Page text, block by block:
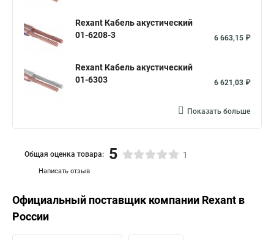
Rexant Кабель акустический
01-6208-3
6 663,15 ₽
Rexant Кабель акустический
01-6303
6 621,03 ₽
Показать больше
Написать отзыв
Общая оценка товара: 5 1
Официальный поставщик компании Rexant в
России